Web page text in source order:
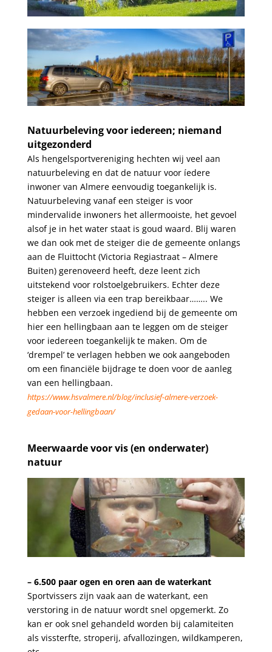
Natuurbeleving voor iedereen; niemand
uitgezonderd
Als hengelsportvereniging hechten wij veel aan
natuurbeleving en dat de natuur voor íedere
inwoner van Almere eenvoudig toegankelijk is.
Natuurbeleving vanaf een steiger is voor
mindervalide inwoners het allermooiste, het gevoel
alsof je in het water staat is goud waard. Blij waren
we dan ook met de steiger die de gemeente onlangs
aan de Fluittocht (Victoria Regiastraat – Almere
Buiten) gerenoveerd heeft, deze leent zich
uitstekend voor rolstoelgebruikers. Echter deze
steiger is alleen via een trap bereikbaar…….. We
hebben een verzoek ingediend bij de gemeente om
hier een hellingbaan aan te leggen om de steiger
voor iedereen toegankelijk te maken. Om de
‘drempel’ te verlagen hebben we ook aangeboden
om een financiële bijdrage te doen voor de aanleg
van een hellingbaan.
https://www.hsvalmere.nl/blog/inclusief-almere-verzoek-
gedaan-voor-hellingbaan/
Meerwaarde voor vis (en onderwater)
natuur
– 6.500 paar ogen en oren aan de waterkant
Sportvissers zijn vaak aan de waterkant, een
verstoring in de natuur wordt snel opgemerkt. Zo
kan er ook snel gehandeld worden bij calamiteiten
als vissterfte, stroperij, afvallozingen, wildkamperen,